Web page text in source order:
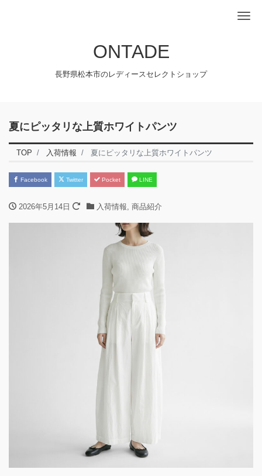
ONTADE
長野県松本市のレディースセレクトショップ
夏にピッタリな上質ホワイトパンツ
TOP 入荷情報 夏にピッタリな上質ホワイトパンツ
Facebook Twitter Pocket LINE
2026年5月14日 入荷情報, 商品紹介